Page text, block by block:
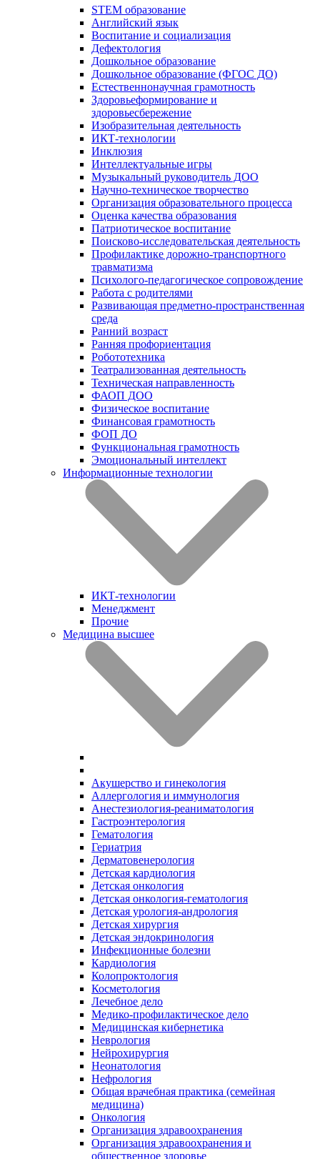
STEM образование
Английский язык
Воспитание и социализация
Дефектология
Дошкольное образование
Дошкольное образование (ФГОС ДО)
Естественнонаучная грамотность
Здоровьеформирование и
здоровьесбережение
Изобразительная деятельность
ИКТ-технологии
Инклюзия
Интеллектуальные игры
Музыкальный руководитель ДОО
Научно-техническое творчество
Организация образовательного процесса
Оценка качества образования
Патриотическое воспитание
Поисково-исследовательская деятельность
Профилактике дорожно-транспортного
травматизма
Психолого-педагогическое сопровождение
Работа с родителями
Развивающая предметно-пространственная
среда
Ранний возраст
Ранняя профориентация
Робототехника
Театрализованная деятельность
Техническая направленность
ФАОП ДОО
Физическое воспитание
Финансовая грамотность
ФОП ДО
Функциональная грамотность
Эмоциональный интеллект
Информационные технологии
ИКТ-технологии
Менеджмент
Прочие
Медицина высшее
Акушерство и гинекология
Аллергология и иммунология
Анестезиология-реаниматология
Гастроэнтерология
Гематология
Гериатрия
Дерматовенерология
Детская кардиология
Детская онкология
Детская онкология-гематология
Детская урология-андрология
Детская хирургия
Детская эндокринология
Инфекционные болезни
Кардиология
Колопроктология
Косметология
Лечебное дело
Медико-профилактическое дело
Медицинская кибернетика
Неврология
Нейрохирургия
Неонатология
Нефрология
Общая врачебная практика (семейная
медицина)
Онкология
Организация здравоохранения
Организация здравоохранения и
общественное здоровье